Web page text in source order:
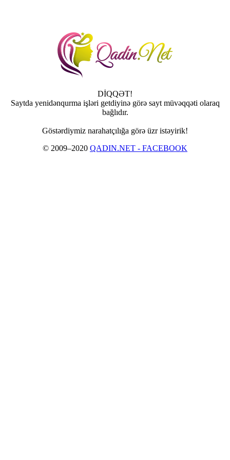
DİQQƏT!
Saytda yenidənqurma işləri getdiyinə görə sayt müvəqqəti olaraq
bağlıdır.
Göstərdiymiz narahatçılığa görə üzr istəyirik!
© 2009–2020 QADIN.NET - FACEBOOK